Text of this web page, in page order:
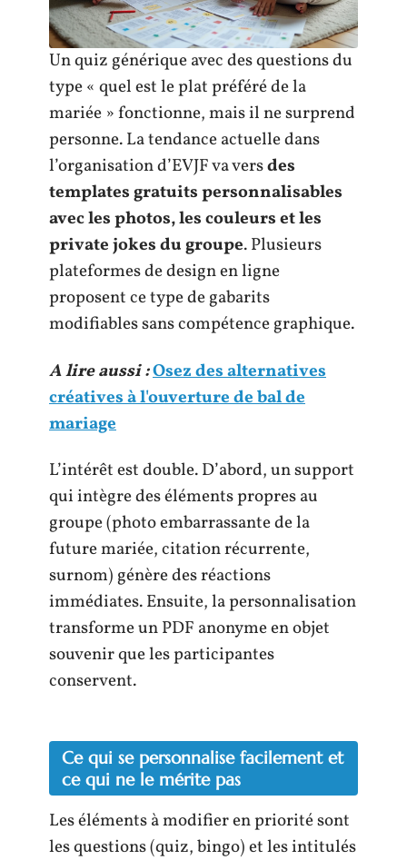
Un quiz générique avec des questions du
type « quel est le plat préféré de la
mariée » fonctionne, mais il ne surprend
personne. La tendance actuelle dans
l’organisation d’EVJF va versdes
templates gratuits personnalisables
avec les photos, les couleurs et les
private jokes du groupe. Plusieurs
plateformes de design en ligne
proposent ce type de gabarits
modifiables sans compétence graphique.
A lire aussi :Osez des alternatives
créatives à l'ouverture de bal de
mariage
L’intérêt est double. D’abord, un support
qui intègre des éléments propres au
groupe (photo embarrassante de la
future mariée, citation récurrente,
surnom) génère des réactions
immédiates. Ensuite, la personnalisation
transforme un PDF anonyme en objet
souvenir que les participantes
conservent.
Ce qui se personnalise facilement et
ce qui ne le mérite pas
Les éléments à modifier en priorité sont
les questions (quiz, bingo) et les intitulés